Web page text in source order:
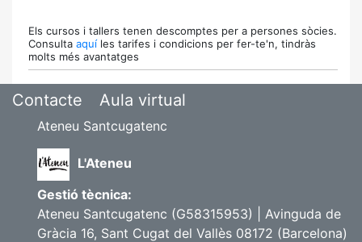
Els cursos i tallers tenen descomptes per a persones sòcies.
Consulta aquí les tarifes i condicions per fer-te'n, tindràs
molts més avantatges
Contacte Aula virtual
Ateneu Santcugatenc
L'Ateneu
Gestió tècnica:
Ateneu Santcugatenc (G58315953) | Avinguda de
Gràcia 16, Sant Cugat del Vallès 08172 (Barcelona)